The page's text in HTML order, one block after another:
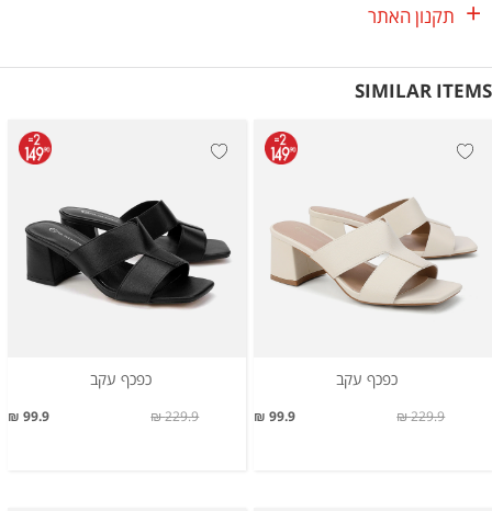
תקנון האתר
SIMILAR ITEMS
כפכף עקב
99.9 ₪ 229.9 ₪
כפכף עקב
99.9 ₪ 229.9 ₪